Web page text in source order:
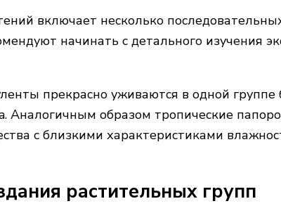
включает несколько
начинать с детального изучения
прекрасно уживаются в одной группе
Аналогичным образом тропические
с близкими характеристиками
растительных групп